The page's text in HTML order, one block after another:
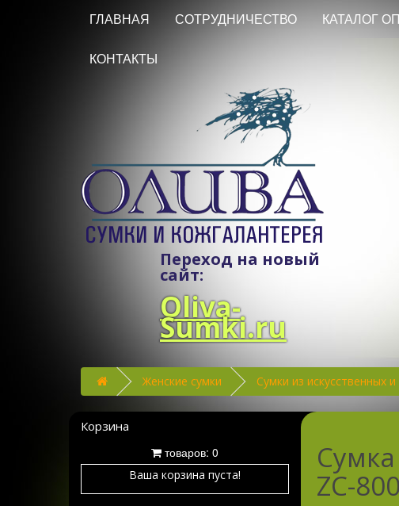
ГЛАВНАЯ СОТРУДНИЧЕСТВО КАТАЛОГ
КОНТАКТЫ
Переход на новый
сайт:
Oliva-
Sumki.ru
Женские сумки Сумки из искусственных
Корзина
товаров: 0
Ваша корзина пуста!
ZC-